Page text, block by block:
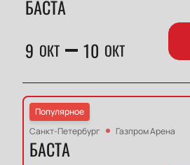
БАСТА
9 ОКТ 10 ОКТ
Популярное
Санкт-Петербург
Газпром Арена
БАСТА